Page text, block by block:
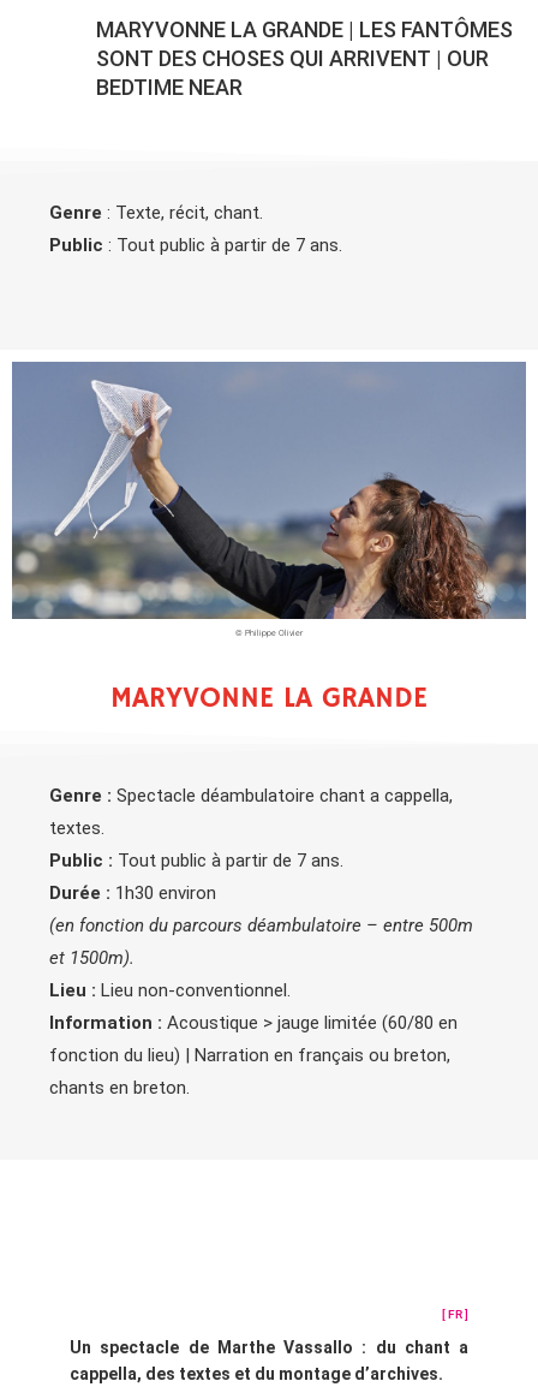
MARYVONNE LA GRANDE | LES FANTÔMES
SONT DES CHOSES QUI ARRIVENT | OUR
BEDTIME NEAR
Genre : Texte, récit, chant.
Public : Tout public à partir de 7 ans.
© Philippe Olivier
MARYVONNE LA GRANDE
Genre : Spectacle déambulatoire chant a cappella,
textes.
Public : Tout public à partir de 7 ans.
Durée : 1h30 environ
(en fonction du parcours déambulatoire – entre 500m
et 1500m).
Lieu : Lieu non-conventionnel.
Information : Acoustique > jauge limitée (60/80 en
fonction du lieu) | Narration en français ou breton,
chants en breton.
[ FR ]
Un spectacle de Marthe Vassallo : du chant a
cappella, des textes et du montage d’archives.